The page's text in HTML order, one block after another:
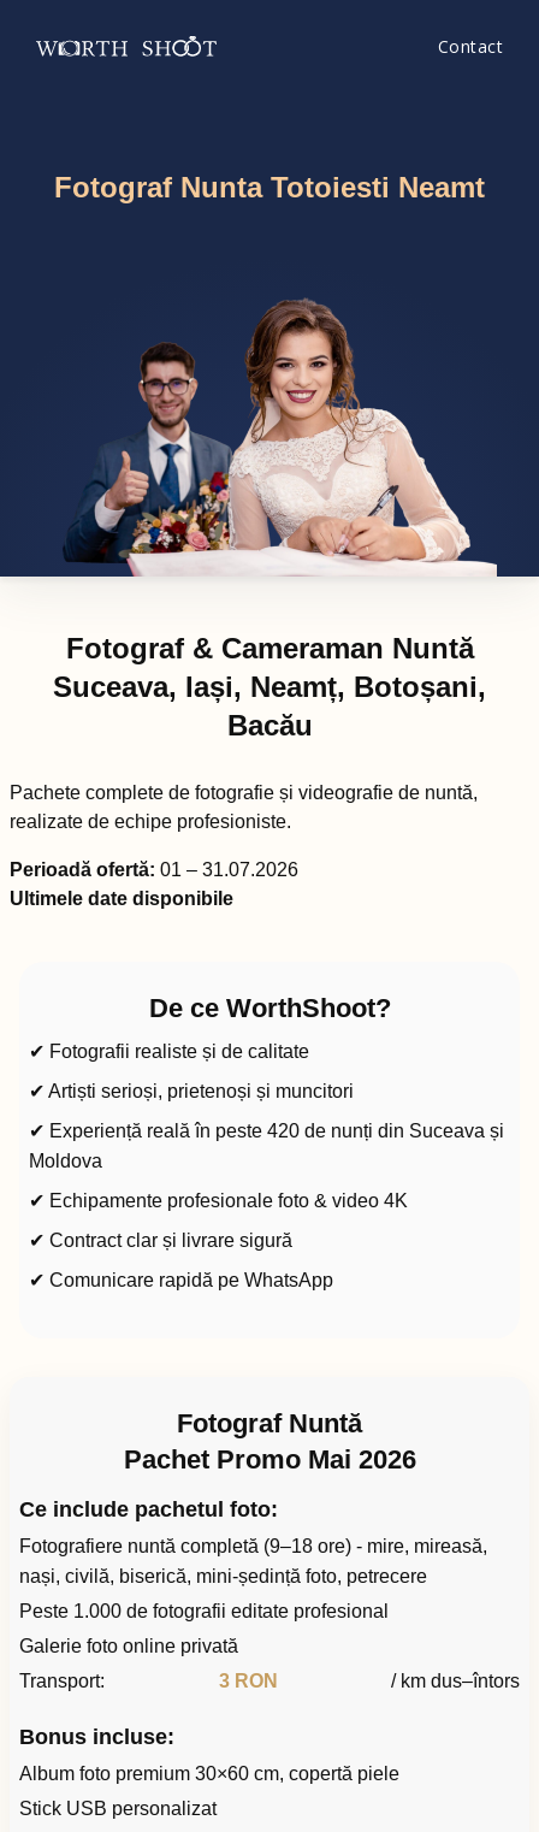
Contact
Fotograf Nunta Totoiesti Neamt
Fotograf & Cameraman Nuntă
Suceava, Iași, Neamț, Botoșani,
Bacău
Pachete complete de fotografie și videografie de nuntă,
realizate de echipe profesioniste.
Perioadă ofertă: 01 – 31.07.2026
Ultimele date disponibile
De ce WorthShoot?
✔ Fotografii realiste și de calitate
✔ Artiști serioși, prietenoși și muncitori
✔ Experiență reală în peste 420 de nunți din Suceava și
Moldova
✔ Echipamente profesionale foto & video 4K
✔ Contract clar și livrare sigură
✔ Comunicare rapidă pe WhatsApp
Fotograf Nuntă
Pachet Promo Mai 2026
Ce include pachetul foto:
Fotografiere nuntă completă (9–18 ore) - mire, mireasă,
nași, civilă, biserică, mini-ședință foto, petrecere
Peste 1.000 de fotografii editate profesional
Galerie foto online privată
Transport:
3 RON / km dus–întors
Bonus incluse:
Album foto premium 30×60 cm, copertă piele
Stick USB personalizat